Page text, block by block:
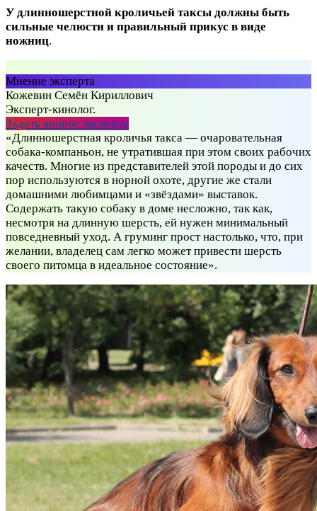
У длинношерстной кроличьей таксы должны быть
сильные челюсти и правильный прикус в виде
ножниц.
Мнение эксперта
Кожевин Семён Кириллович
Эксперт-кинолог.
Задать вопрос эксперту
«Длинношерстная кроличья такса — очаровательная
собака-компаньон, не утратившая при этом своих рабочих
качеств. Многие из представителей этой породы и до сих
пор используются в норной охоте, другие же стали
домашними любимцами и «звёздами» выставок.
Содержать такую собаку в доме несложно, так как,
несмотря на длинную шерсть, ей нужен минимальный
повседневный уход. А груминг прост настолько, что, при
желании, владелец сам легко может привести шерсть
своего питомца в идеальное состояние».